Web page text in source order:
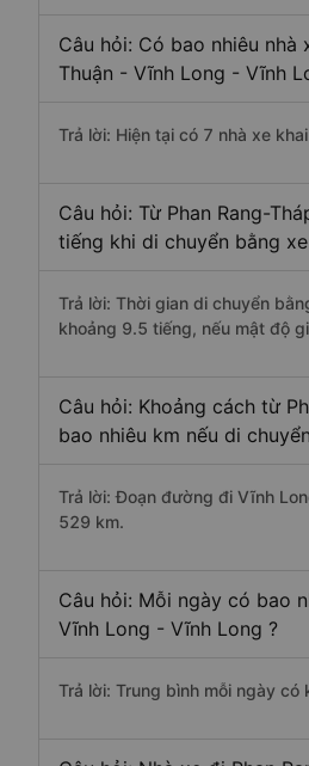
Câu hỏi: Có bao nhiêu
Thuận - Vĩnh Long - Vĩnh
Trả lời: Hiện tại có 7 nhà xe
Câu hỏi: Từ Phan Rang-
tiếng khi di chuyển bằng
Trả lời: Thời gian di chuyển
khoảng 9.5 tiếng, nếu mật độ
Câu hỏi: Khoảng cách từ
bao nhiêu km nếu di
Trả lời: Đoạn đường đi Vĩnh
529 km.
Câu hỏi: Mỗi ngày có bao
Vĩnh Long - Vĩnh Long ?
Trả lời: Trung bình mỗi ngày